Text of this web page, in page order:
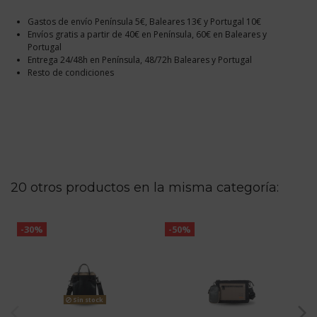
Gastos de envío Península 5€, Baleares 13€ y Portugal 10€
Envíos gratis a partir de 40€ en Península, 60€ en Baleares y
Portugal
Entrega 24/48h en Península, 48/72h Baleares y Portugal
Resto de condiciones
20 otros productos en la misma categoría:
-30%
Sin stock
-50%